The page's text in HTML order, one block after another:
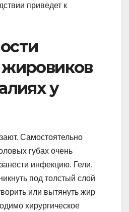
приведет к
у
Самостоятельно
губах очень
инфекцию. Гели,
под толстый слой
или вытянуть жир
хирургическое